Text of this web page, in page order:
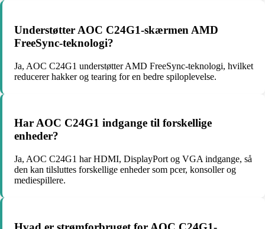
Understøtter AOC C24G1-skærmen AMD
FreeSync-teknologi?
Ja, AOC C24G1 understøtter AMD FreeSync-teknologi, hvilket
reducerer hakker og tearing for en bedre spiloplevelse.
Har AOC C24G1 indgange til forskellige
enheder?
Ja, AOC C24G1 har HDMI, DisplayPort og VGA indgange, så
den kan tilsluttes forskellige enheder som pcer, konsoller og
mediespillere.